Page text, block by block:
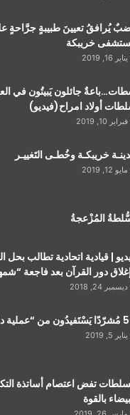
يُرافقُ تعيينَ طبيبةٍ جرَّاحةٍ
خريبكة
يناير 16, 2019
جائلون يَبيتُون في
أولاد امراح(فيديو)
فبراير 10, 2019
خريبكـة وخُطـى التَغييـر
مايو 12, 2019
المُزْعجةُ
| قيادية اتحادية تطالب بحل
دور القرآن بعد فاجعة
ديسمبر 24, 2018
دفء” بخريبكة
يناير 5, 2019
تفض اعتصام أساتذة
بالقوة